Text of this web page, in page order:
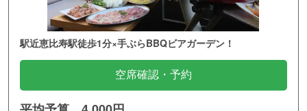
駅近恵比寿駅徒歩1分×手ぶらBBQビアガーデン！
空席確認・予約